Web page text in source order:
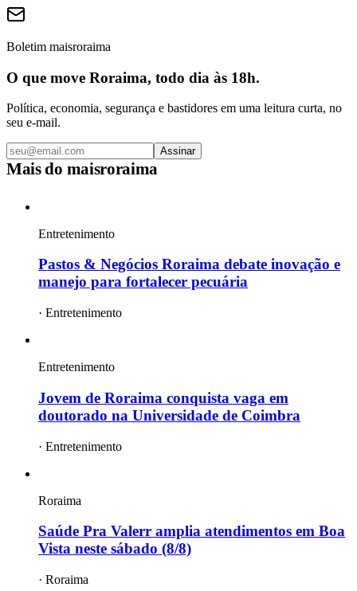
Boletim maisroraima
O que move Roraima, todo dia às 18h.
Política, economia, segurança e bastidores em uma leitura curta, no
seu e-mail.
Assinar
Mais do maisroraima
Entretenimento
Pastos & Negócios Roraima debate inovação e
manejo para fortalecer pecuária
· Entretenimento
Entretenimento
Jovem de Roraima conquista vaga em
doutorado na Universidade de Coimbra
· Entretenimento
Roraima
Saúde Pra Valerr amplia atendimentos em Boa
Vista neste sábado (8/8)
· Roraima